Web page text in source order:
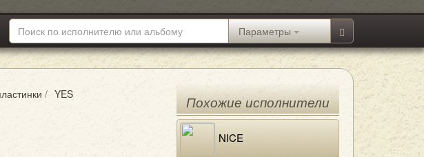
продемонстрировав слушателем замечательное
сочетание мелодичности и жесткого металла.
Параметры
/ YES
Похожие исполнители
NICE